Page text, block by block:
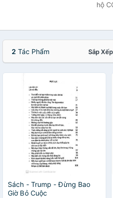
hộ
2 Tác Phẩm Sắp
Sách - Trump - Đừng Bao
Giờ Bỏ Cuộc